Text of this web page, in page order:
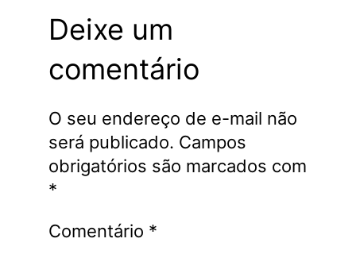
Deixe um
comentário
O seu endereço de e-mail não
será publicado. Campos
obrigatórios são marcados com
*
Comentário *